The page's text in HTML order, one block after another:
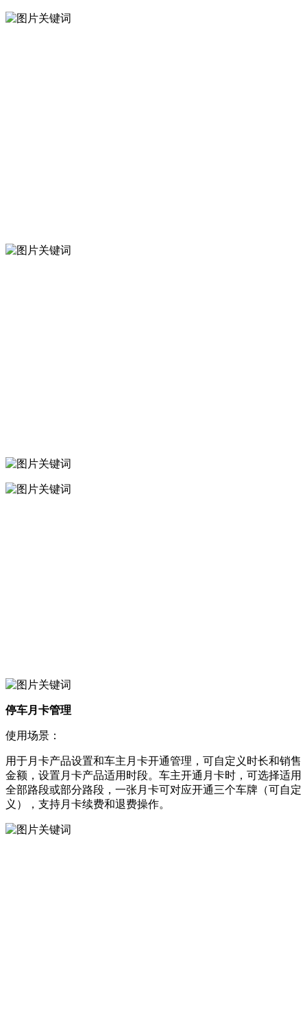
停车月卡管理
使用场景：
用于月卡产品设置和车主月卡开通管理，可自定义时长和销售
金额，设置月卡产品适用时段。车主开通月卡时，可选择适用
全部路段或部分路段，一张月卡可对应开通三个车牌（可自定
义），支持月卡续费和退费操作。